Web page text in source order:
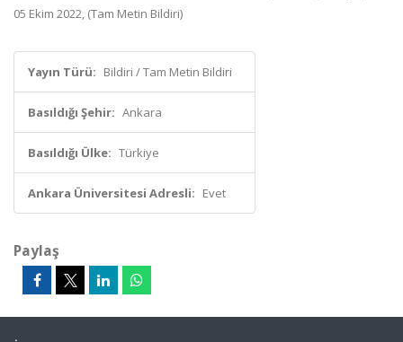
05 Ekim 2022, (Tam Metin Bildiri)
Yayın Türü: Bildiri / Tam Metin Bildiri
Basıldığı Şehir: Ankara
Basıldığı Ülke: Türkiye
Ankara Üniversitesi Adresli: Evet
Paylaş